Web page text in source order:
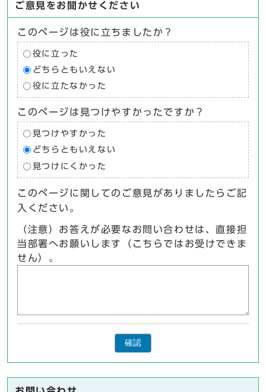
ご意見をお聞かせください
このページは役に立ちましたか？
役に立った
どちらともいえない
役に立たなかった
このページは見つけやすかったですか？
見つけやすかった
どちらともいえない
見つけにくかった
このページに関してのご意見がありましたらご記
入ください。
（注意）お答えが必要なお問い合わせは、直接担
当部署へお願いします（こちらではお受けできま
せん）。
確認